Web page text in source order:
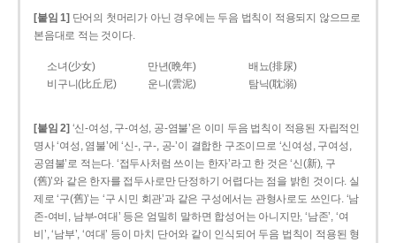
[붙임 1] 단어의 첫머리가 아닌 경우에는 두음 법칙이 적용되지 않으므로
본음대로 적는 것이다.
소녀(少女) 만년(晩年)
배뇨(排尿)
비구니(比丘尼)
운니(雲泥) 탐닉(耽溺)
[붙임 2] ‘신-여성, 구-여성, 공-염불’은 이미 두음 법칙이 적용된 자립적인
명사 ‘여성, 염불’에 ‘신-, 구-, 공-’이 결합한 구조이므로 ‘신여성, 구여성,
공염불’로 적는다. ‘접두사처럼 쓰이는 한자’라고 한 것은 ‘신(新), 구
(舊)’와 같은 한자를 접두사로만 단정하기 어렵다는 점을 밝힌 것이다. 실
제로 ‘구(舊)’는 ‘구 시민 회관’과 같은 구성에서는 관형사로도 쓰인다. ‘남
존­-여비, 남부-­여대’ 등은 엄밀히 말하면 합성어는 아니지만, ‘남존’, ‘여
비’, ‘남부’, ‘여대’ 등이 마치 단어와 같이 인식되어 두음 법칙이 적용된 형